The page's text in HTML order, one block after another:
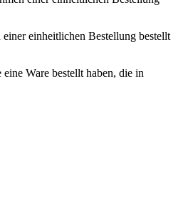
einheitlichen Bestellung bestellt
Ware bestellt haben, die in